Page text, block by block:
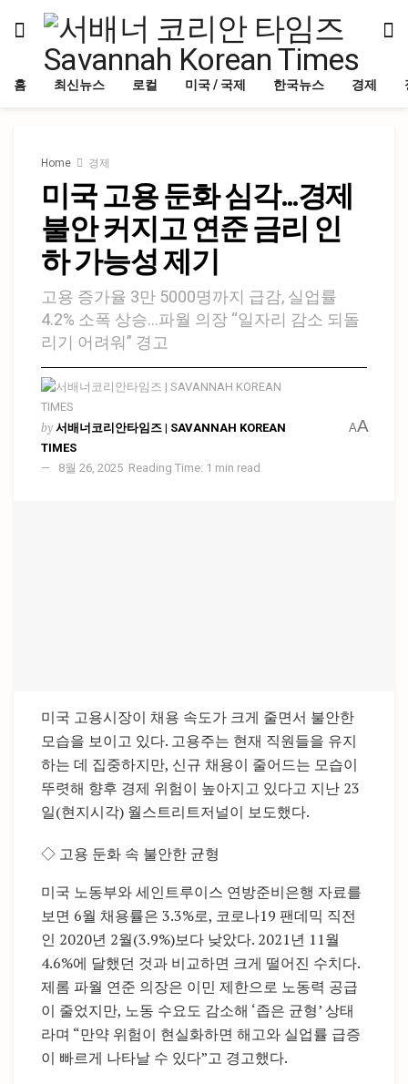
홈 최신뉴스 로컬 미국 / 국제 한국뉴스 경제
Home 경제
미국 고용 둔화 심각…경제
불안 커지고 연준 금리 인
하 가능성 제기
고용 증가율 3만 5000명까지 급감, 실업률
4.2% 소폭 상승…파월 의장 “일자리 감소 되돌
리기 어려워” 경고
by 서배너코리안타임즈 | SAVANNAH KOREAN
TIMES
8월 26, 2025 Reading Time: 1 min read
AA
미국 고용시장이 채용 속도가 크게 줄면서 불안한
모습을 보이고 있다. 고용주는 현재 직원들을 유지
하는 데 집중하지만, 신규 채용이 줄어드는 모습이
뚜렷해 향후 경제 위험이 높아지고 있다고 지난 23
일(현지시각) 월스트리트저널이 보도했다.
◇ 고용 둔화 속 불안한 균형
미국 노동부와 세인트루이스 연방준비은행 자료를
보면 6월 채용률은 3.3%로, 코로나19 팬데믹 직전
인 2020년 2월(3.9%)보다 낮았다. 2021년 11월
4.6%에 달했던 것과 비교하면 크게 떨어진 수치다.
제롬 파월 연준 의장은 이민 제한으로 노동력 공급
이 줄었지만, 노동 수요도 감소해 ‘좁은 균형’ 상태
라며 “만약 위험이 현실화하면 해고와 실업률 급증
이 빠르게 나타날 수 있다”고 경고했다.